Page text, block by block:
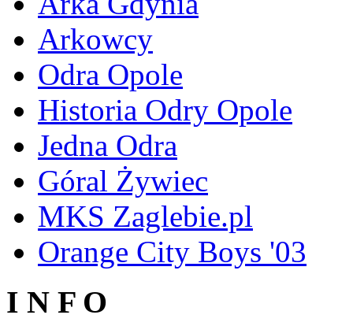
Arkowcy
Odra Opole
Historia Odry Opole
Jedna Odra
Góral Żywiec
MKS Zaglebie.pl
Orange City Boys '03
I N F O